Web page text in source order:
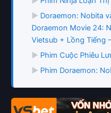
▶ Doraemon: Nobita
Doraemon Movie 24:
Vietsub + Lồng Tiếng
▶ Phim Cuộc Phiêu
▶ Phim Doraemon: